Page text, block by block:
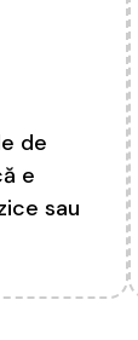
de
e
sau